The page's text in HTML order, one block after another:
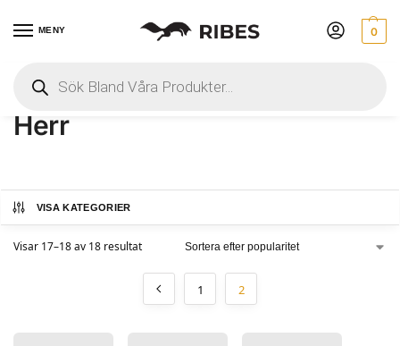
MENY 0
Hem » Herr » Sida 2
Herr
VISA KATEGORIER
Visar 17–18 av 18 resultat
1 2